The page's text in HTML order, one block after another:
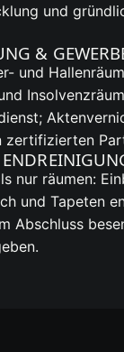
und
&
und
zertifizierten
nur räumen:
und Tapeten
Abschluss